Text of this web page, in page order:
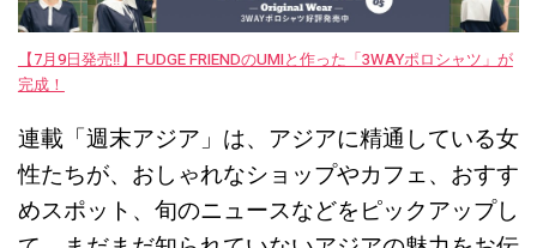
【7月9日発売‼︎】FUDGE FRIENDのUMIと作った「3WAYポロシャツ」が
完成！
連載「週末アジア」は、アジアに精通している女
性たちが、おしゃれなショップやカフェ、おすす
めスポット、旬のニュースなどをピックアップし